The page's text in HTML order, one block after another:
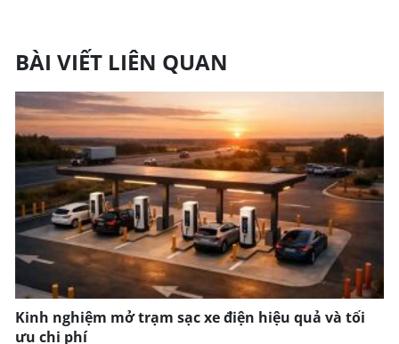
BÀI VIẾT LIÊN QUAN
Kinh nghiệm mở trạm sạc xe điện hiệu quả và tối
ưu chi phí